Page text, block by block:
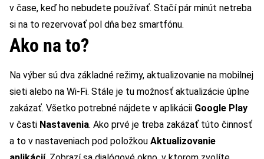
v čase, keď ho nebudete používať. Stačí pár minút netreba
si na to rezervovať pol dňa bez smartfónu.
Ako na to?
Na výber sú dva základné režimy, aktualizovanie na mobilnej
sieti alebo na Wi-Fi. Stále je tu možnosť aktualizácie úplne
zakázať. Všetko potrebné nájdete v aplikácii Google Play
v časti Nastavenia. Ako prvé je treba zakázať túto činnosť
a to v nastaveniach pod položkou Aktualizovanie